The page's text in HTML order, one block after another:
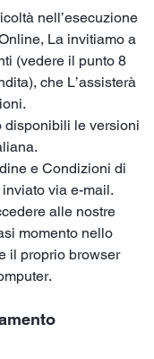
nell’esecuzione
La invitiamo a
(vedere il punto 8
che L’assisterà
disponibili le versioni
e Condizioni di
via e-mail.
alle nostre
momento nello
il proprio browser